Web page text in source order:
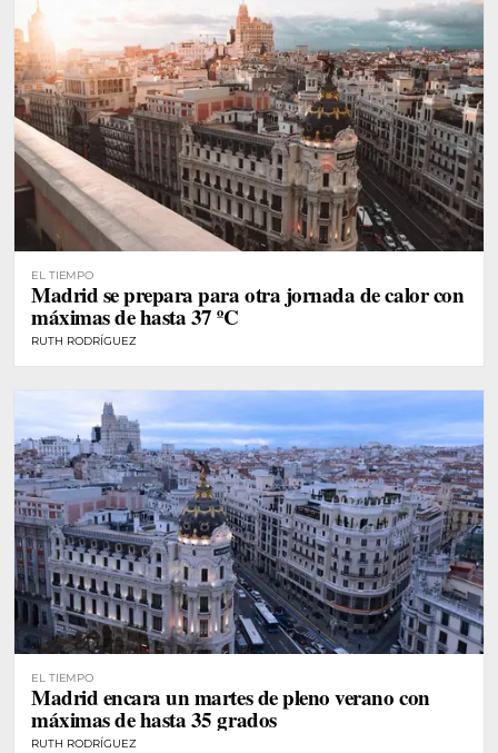
EL TIEMPO
Madrid se prepara para otra jornada de calor con
máximas de hasta 37 ºC
RUTH RODRÍGUEZ
EL TIEMPO
Madrid encara un martes de pleno verano con
máximas de hasta 35 grados
RUTH RODRÍGUEZ